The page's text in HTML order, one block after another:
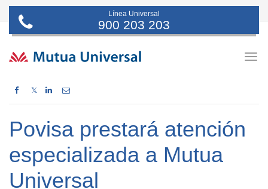
Línea Universal
900 203 203
𝕏
Povisa prestará atención
especializada a Mutua
Universal